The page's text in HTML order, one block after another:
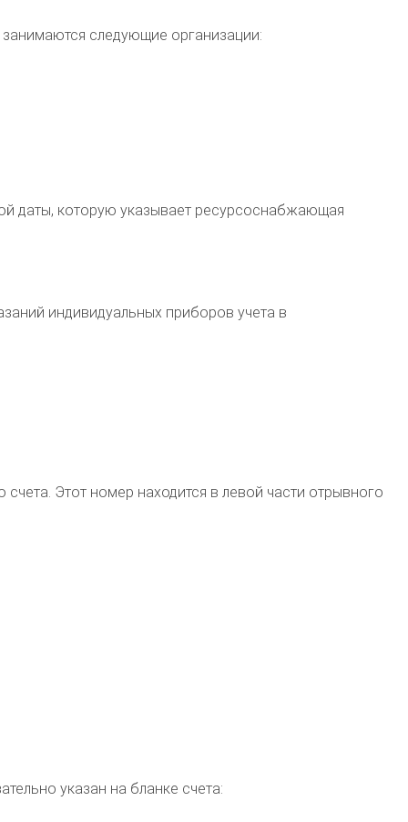
занимаются следующие организации:
даты, которую указывает ресурсоснабжающая
индивидуальных приборов учета в
Этот номер находится в левой части отрывного
указан на бланке счета: